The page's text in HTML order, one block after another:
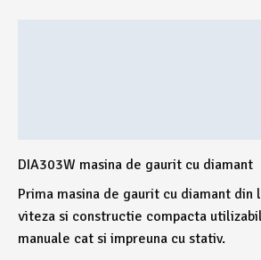
DIA303W masina de gaurit cu diamant
Prima masina de gaurit cu diamant
viteza si constructie compacta
manuale cat si impreuna cu stativ.